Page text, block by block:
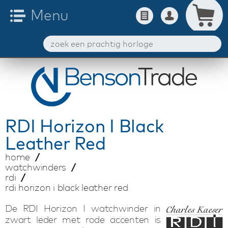
RDI Horizon I Black
Leather Red
home
watchwinders
rdi
rdi horizon i black leather red
De RDI Horizon I watchwinder in
zwart leder met rode accenten is